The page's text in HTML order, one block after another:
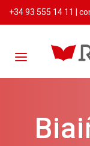
+34 93 555 14 11